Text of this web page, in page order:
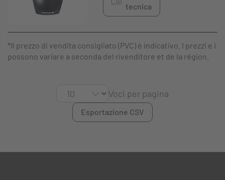
tecnica
*Il prezzo di vendita consigliato (PVC) è indicativo. I prezzi e i
possono variare a seconda del rivenditore et de la région.
Voci per pagina
Esportazione CSV